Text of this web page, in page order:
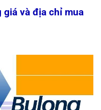
giá và địa chỉ mua